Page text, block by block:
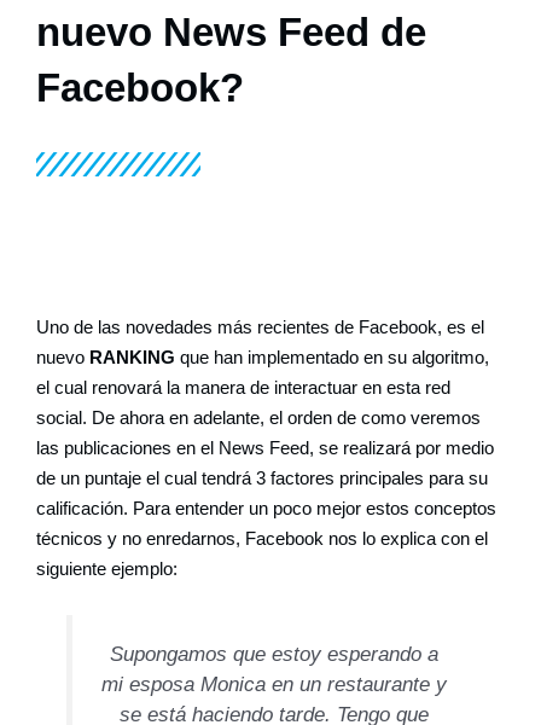
nuevo News Feed de
Facebook?
Uno de las novedades más recientes de Facebook, es el
nuevo RANKING que han implementado en su algoritmo,
el cual renovará la manera de interactuar en esta red
social. De ahora en adelante, el orden de como veremos
las publicaciones en el News Feed, se realizará por medio
de un puntaje el cual tendrá 3 factores principales para su
calificación. Para entender un poco mejor estos conceptos
técnicos y no enredarnos, Facebook nos lo explica con el
siguiente ejemplo:
Supongamos que estoy esperando a
mi esposa Monica en un restaurante y
se está haciendo tarde. Tengo que